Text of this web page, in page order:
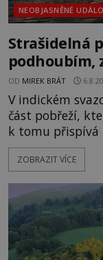
NEOBJASNĚNÉ
Strašidelná
podhoubím,
OD MIREK BRÁT
V indickém
část pobřeží,
k tomu přispívá
pláž takové netypické
pravdivé
následovat.
Surat. Gu
ZOBRAZIT VÍCE